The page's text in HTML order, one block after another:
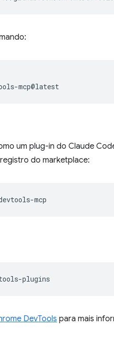
um plug-in do Claude
do marketplace:
DevTools para mais